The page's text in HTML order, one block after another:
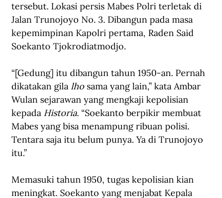
tersebut. Lokasi persis Mabes Polri terletak di
Jalan Trunojoyo No. 3. Dibangun pada masa
kepemimpinan Kapolri pertama, Raden Said
Soekanto Tjokrodiatmodjo.
“[Gedung] itu dibangun tahun 1950-an. Pernah
dikatakan gila lho sama yang lain,” kata Ambar
Wulan sejarawan yang mengkaji kepolisian
kepada Historia. “Soekanto berpikir membuat
Mabes yang bisa menampung ribuan polisi.
Tentara saja itu belum punya. Ya di Trunojoyo
itu.”
Memasuki tahun 1950, tugas kepolisian kian
meningkat. Soekanto yang menjabat Kepala